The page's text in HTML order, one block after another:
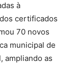
à
certificados
70 novos
municipal de
ampliando as